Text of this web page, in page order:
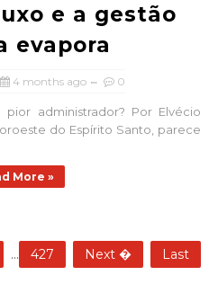
e a gestão
evapora
4 months ago 0
administrador? Por Elvécio
do Espírito Santo, parece
More »
... 427 Next � Last